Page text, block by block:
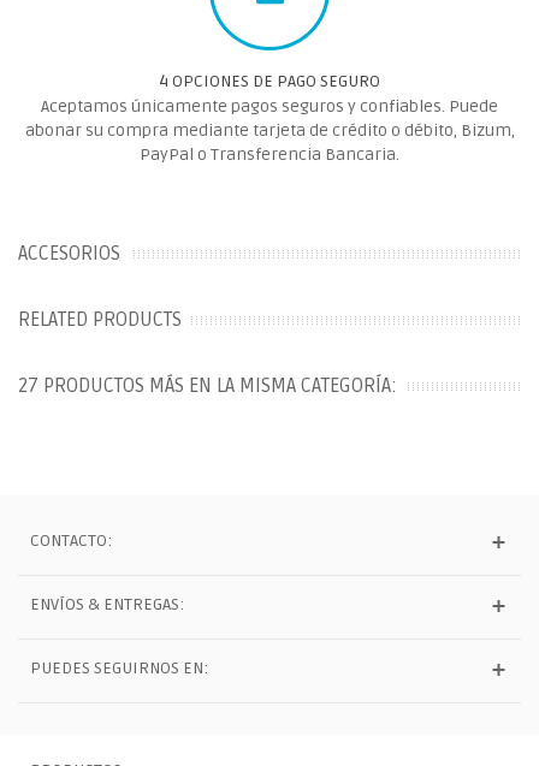
4 OPCIONES DE PAGO SEGURO
Aceptamos únicamente pagos seguros y confiables. Puede
abonar su compra mediante tarjeta de crédito o débito, Bizum,
PayPal o Transferencia Bancaria.
ACCESORIOS
RELATED PRODUCTS
27 PRODUCTOS MÁS EN LA MISMA CATEGORÍA:
CONTACTO:
ENVÍOS & ENTREGAS:
PUEDES SEGUIRNOS EN: